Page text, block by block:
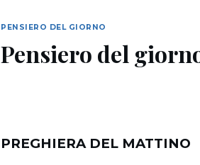
PENSIERO DEL GIORNO
Pensiero del
PREGHIERA DEL MATTINO